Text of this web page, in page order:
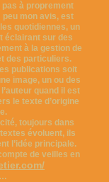
pas à proprement
peu mon avis, est
quotidiennes, un
éclairant sur des
à la gestion de
des particuliers.
publications soit
image, un ou des
quand il est
le texte d’origine
toujours dans
textes évoluent, ils
l’idée principale.
de veilles en